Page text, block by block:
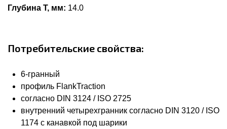
Глубина Т, мм: 14.0
Потребительские свойства:
6-гранный
профиль FlankTraction
согласно DIN 3124 / ISO 2725
внутренний четырехгранник согласно DIN 3120 / ISO
1174 с канавкой под шарики